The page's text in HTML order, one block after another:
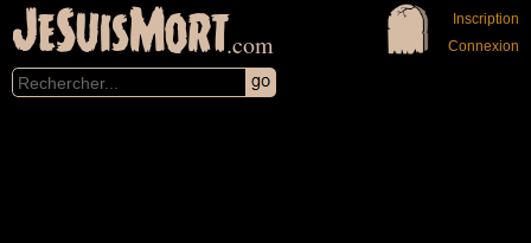
JeSuisMort.com
Inscription
Connexion